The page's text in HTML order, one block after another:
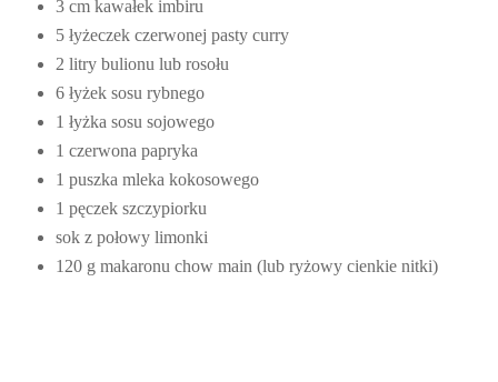
3 cm kawałek imbiru
5 łyżeczek czerwonej pasty curry
2 litry bulionu lub rosołu
6 łyżek sosu rybnego
1 łyżka sosu sojowego
1 czerwona papryka
1 puszka mleka kokosowego
1 pęczek szczypiorku
sok z połowy limonki
120 g makaronu chow main (lub ryżowy cienkie nitki)